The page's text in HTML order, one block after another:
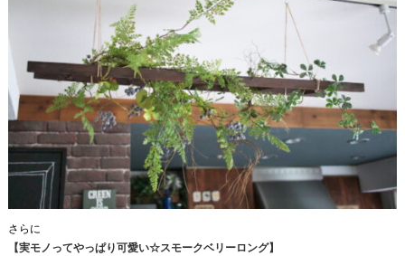
さらに
【実モノってやっぱり可愛い☆スモークベリーロング】